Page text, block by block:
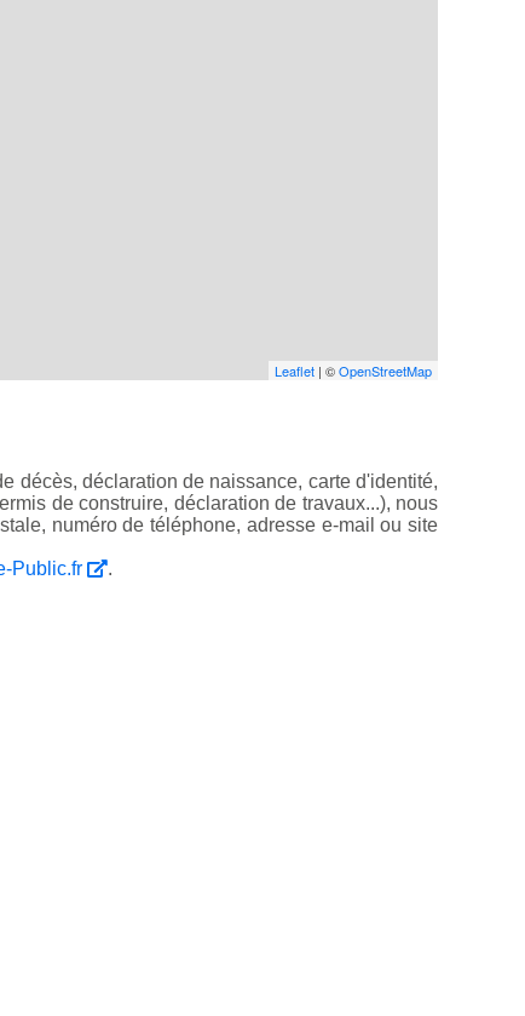
Leaflet | ©OpenStreetMap
décès, déclaration de naissance, carte d'identité,
de construire, déclaration de travaux...), nous
numéro de téléphone, adresse e-mail ou site
Public.fr .